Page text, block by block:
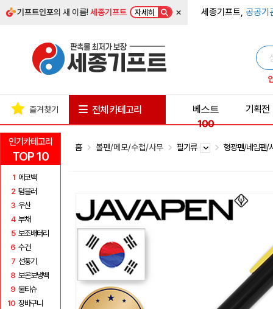
기프트인포의 새 이름!세종기프트 자세히 × 세종기프트, 공공기
인기카테고리
TOP 10
1 에코백
2 텀블러
3 우산
4 부채
5 보조배터리
6 수건
7 선풍기
8 보온보냉백
9 물티슈
10 장바구니
즐겨찾기 전체 카테고리
베스트
100
기획전
홈 볼펜/메모/수첩/사무 필기류 형광펜/네임펜/